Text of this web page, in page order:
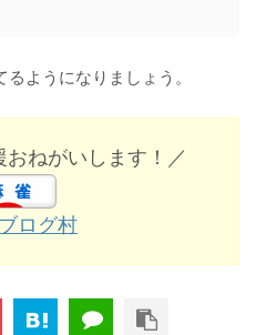
ようになりましょう。
ねがいします！／
ログ村